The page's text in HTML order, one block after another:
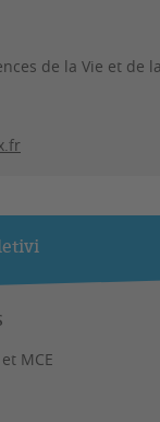
de la Vie et de
MCE